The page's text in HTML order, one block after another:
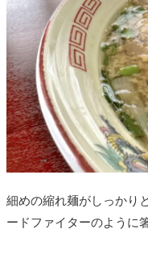
細めの縮れ麺がしっかり
ードファイターのように